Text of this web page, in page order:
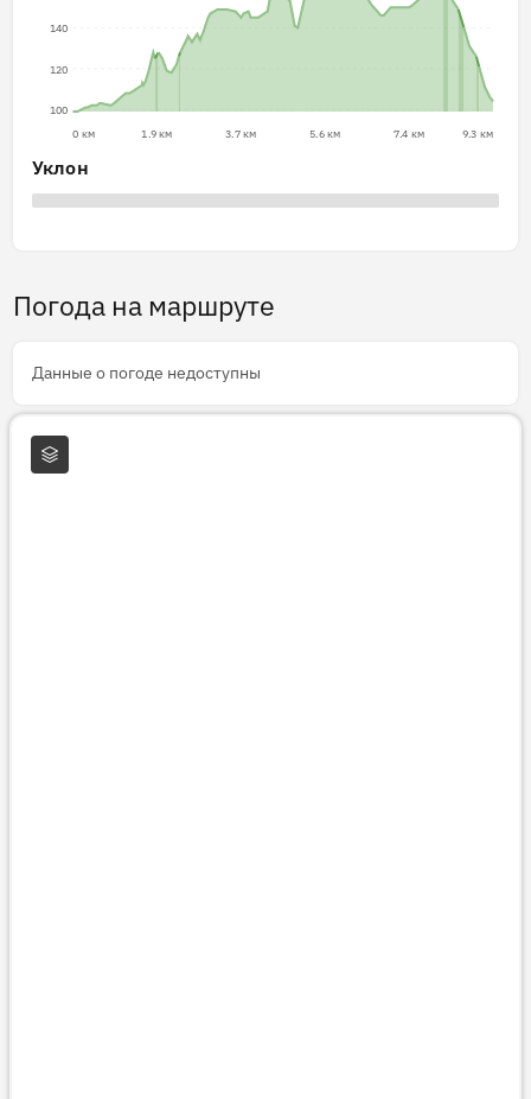
100
120
140
0 км 1.9 км 3.7 км 5.6 км 7.4 км 9.3 км
Уклон
Погода на маршруте
Данные о погоде недоступны